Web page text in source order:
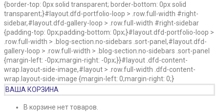
{border-top: 0px solid transparent; border-bottom: 0px solid
transparent;}#layout.dfd-portfolio-loop > .row.full-width #right-
sidebar,#layout.dfd-gallery-loop > .row.full-width #right-sidebar
{padding-top: 0px;padding-bottom: 0px;}#layout.dfd-portfolio-loop >
.row.full-width > .blog-section.no-sidebars .sort-panel,#layout.dfd-
gallery-loop > .row.full-width > .blog-section.no-sidebars .sort-panel
{margin-left: -0px;margin-right: -0px;}}#layout .dfd-content-
wrap.layout-side-image,#layout > .row.full-width .dfd-content-
wrap.layout-side-image {margin-left: 0;margin-right: 0;}
ВАША КОРЗИНА
В корзине нет товаров.